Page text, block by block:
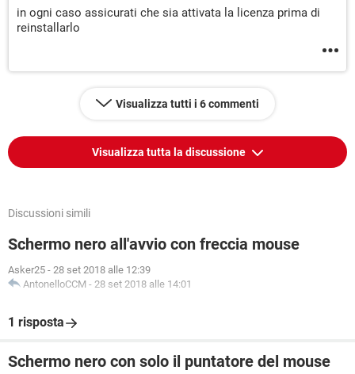
in ogni caso assicurati che sia attivata la licenza prima di
reinstallarlo
Visualizza tutti i 6 commenti
Visualizza tutta la discussione
Discussioni simili
Schermo nero all'avvio con freccia mouse
Asker25 - 28 set 2018 alle 12:39
AntonelloCCM - 28 set 2018 alle 14:01
1 risposta
Schermo nero con solo il puntatore del mouse